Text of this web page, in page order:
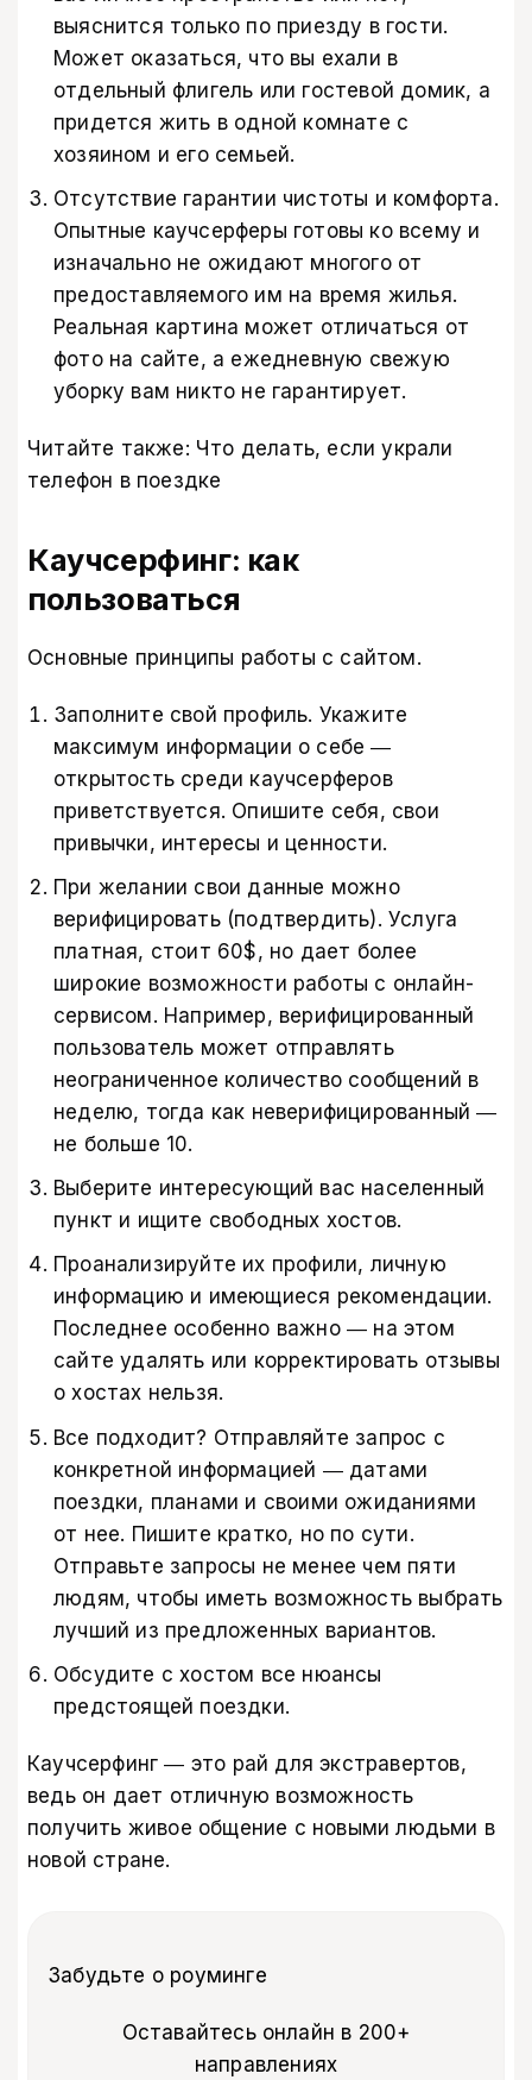
выяснится только по приезду в гости.
Может оказаться, что вы ехали в
отдельный флигель или гостевой домик, а
придется жить в одной комнате с
хозяином и его семьей.
Отсутствие гарантии чистоты и комфорта.
Опытные каучсерферы готовы ко всему и
изначально не ожидают многого от
предоставляемого им на время жилья.
Реальная картина может отличаться от
фото на сайте, а ежедневную свежую
уборку вам никто не гарантирует.
Читайте также: Что делать, если украли
телефон в поездке
Каучсерфинг: как
пользоваться
Основные принципы работы с сайтом.
Заполните свой профиль. Укажите
максимум информации о себе ―
открытость среди каучсерферов
приветствуется. Опишите себя, свои
привычки, интересы и ценности.
При желании свои данные можно
верифицировать (подтвердить). Услуга
платная, стоит 60$, но дает более
широкие возможности работы с онлайн-
сервисом. Например, верифицированный
пользователь может отправлять
неограниченное количество сообщений в
неделю, тогда как неверифицированный ―
не больше 10.
Выберите интересующий вас населенный
пункт и ищите свободных хостов.
Проанализируйте их профили, личную
информацию и имеющиеся рекомендации.
Последнее особенно важно ― на этом
сайте удалять или корректировать отзывы
о хостах нельзя.
Все подходит? Отправляйте запрос с
конкретной информацией ― датами
поездки, планами и своими ожиданиями
от нее. Пишите кратко, но по сути.
Отправьте запросы не менее чем пяти
людям, чтобы иметь возможность выбрать
лучший из предложенных вариантов.
Обсудите с хостом все нюансы
предстоящей поездки.
Каучсерфинг ― это рай для экстравертов,
ведь он дает отличную возможность
получить живое общение с новыми людьми в
новой стране.
Забудьте о роуминге
Оставайтесь онлайн в 200+
направлениях